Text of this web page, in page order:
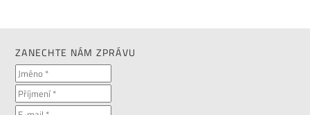
ZANECHTE NÁM ZPRÁVU